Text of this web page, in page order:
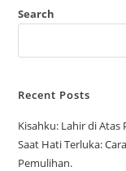
Search
Recent Posts
Kisahku: Lahir di Atas
Saat Hati Terluka:
Pemulihan.